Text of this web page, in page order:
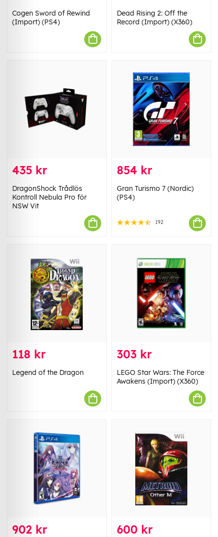
Cogen Sword of Rewind
(Import) (PS4)
Dead Rising 2: Off the
Record (Import) (X360)
435 kr
DragonShock Trådlös
Kontroll Nebula Pro för
NSW Vit
854 kr
Gran Turismo 7 (Nordic)
(PS4)
192
118 kr
Legend of the Dragon
303 kr
LEGO Star Wars: The Force
Awakens (Import) (X360)
902 kr 600 kr